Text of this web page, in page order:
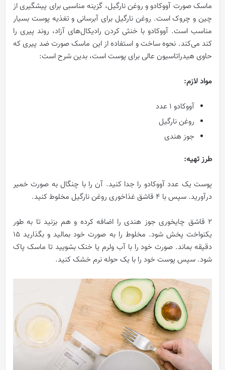
ماسک صورت آووکادو و روغن نارگیل، گزینه مناسبی برای پیشگیری از
چین و چروک است. روغن نارگیل برای آبرسانی و تغذیه پوست بسیار
مناسب است. آووکادو با خنثی کردن رادیکال‌های آزاد، روند پیری را
کند می‌کند. نحوه ساخت و استفاده از این ماسک صورت ضد پیری که
حاوی هیدراتاسیون عالی برای پوست است، بدین شرح است:
مواد لازم:
آووکادو ۱ عدد
روغن نارگیل
جوز هندی
طرز تهیه:
پوست یک عدد آووکادو را جدا کنید. آن را با چنگال به صورت خمیر
درآورید. سپس با ۴ قاشق غذاخوری روغن نارگیل مخلوط کنید.
۲ قاشق چایخوری جوز هندی را اضافه کرده و هم بزنید تا به طور
یکنواخت پخش شود. مخلوط را به صورت خود بمالید و بگذارید 15
دقیقه بماند. صورت خود را با آب ولرم یا خنک بشویید تا ماسک پاک
شود. سپس پوست خود را با یک حوله نرم خشک کنید.